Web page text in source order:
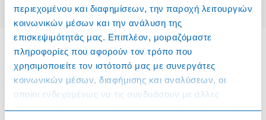
περιεχομένου και διαφημίσεων, την παροχή λειτουργιών
κοινωνικών μέσων και την ανάλυση της
επισκεψιμότητάς μας. Επιπλέον, μοιραζόμαστε
πληροφορίες που αφορούν τον τρόπο που
χρησιμοποιείτε τον ιστότοπό μας με συνεργάτες
κοινωνικών μέσων, διαφήμισης και αναλύσεων, οι
οποίοι ενδεχομένως να τις συνδυάσουν με άλλες
πληροφορίες που τους έχετε παραχωρήσει ή τις οποίες
Πληροφορίες
Όροι & Προϋποθέσεις